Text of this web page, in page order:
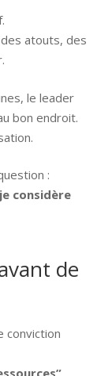
atouts, des
le leader
bon endroit.
:
considère
de
conviction